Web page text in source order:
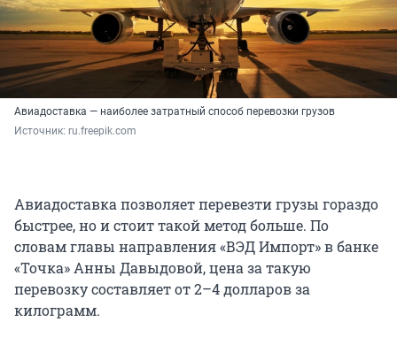
Авиадоставка — наиболее затратный способ перевозки грузов
Источник: ru.freepik.com
Авиадоставка позволяет перевезти грузы гораздо
быстрее, но и стоит такой метод больше. По
словам главы направления «ВЭД Импорт» в банке
«Точка» Анны Давыдовой, цена за такую
перевозку составляет от 2–4 долларов за
килограмм.